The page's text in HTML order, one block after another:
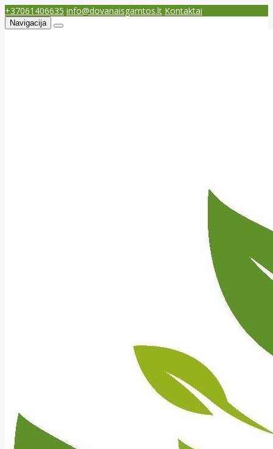
+37061406635 info@dovanaisgamtos.lt Kontaktai
Navigacija